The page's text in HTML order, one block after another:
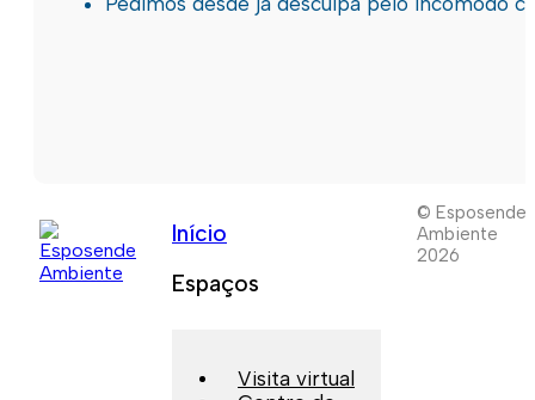
Início
Espaços
Visita virtual
© Esposende
Ambiente
2026